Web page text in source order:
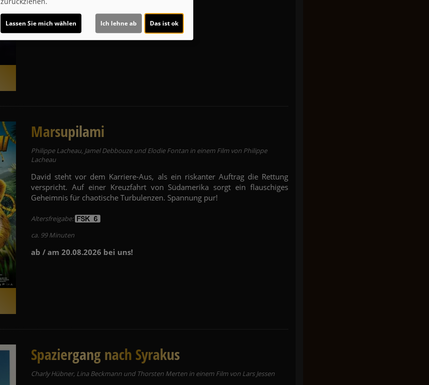
ab / am 20.08.2026 bei uns!
Marsupilami
Philippe Lacheau, Jamel Debbouze und Elodie Fontan in einem Film von Philippe
Lacheau
David steht vor dem Karriere-Aus, als ein riskanter Auftrag die Rettung
verspricht. Auf einer Kreuzfahrt von Südamerika sorgt ein flauschiges
Geheimnis für chaotische Turbulenzen. Spannung pur!
Altersfreigabe:
ca. 99 Minuten
ab / am 20.08.2026 bei uns!
Spaziergang nach Syrakus
Charly Hübner, Lina Beckmann und Thorsten Merten in einem Film von Lars Jessen
Lassen Sie mich wählen Ich lehne ab Das ist ok